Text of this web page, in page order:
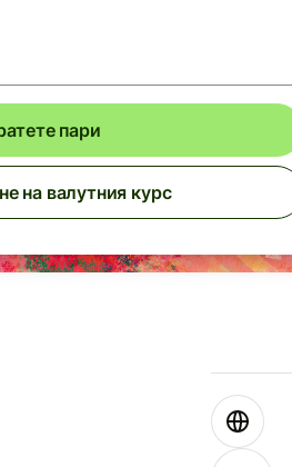
пари
на валутния курс